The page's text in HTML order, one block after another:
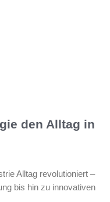
den Alltag in
Alltag revolutioniert –
bis hin zu innovativen